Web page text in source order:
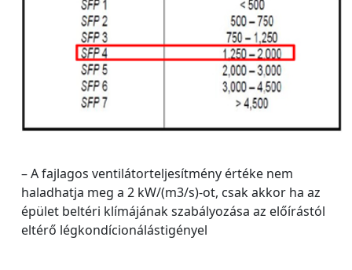
– A fajlagos ventilátorteljesítmény értéke nem
haladhatja meg a 2 kW/(m3/s)-ot, csak akkor ha az
épület beltéri klímájának szabályozása az előírástól
eltérő légkondícionálástigényel